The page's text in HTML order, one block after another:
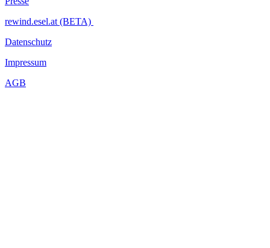
rewind.esel.at (BETA)
Datenschutz
Impressum
AGB